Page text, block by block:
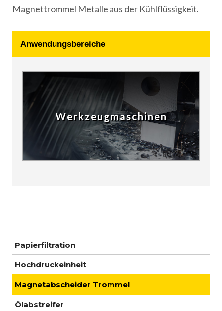
Magnettrommel Metalle aus der Kühlflüssigkeit.
Anwendungsbereiche
Werkzeugmaschinen
Papierfiltration
Hochdruckeinheit
Magnetabscheider Trommel
Ölabstreifer